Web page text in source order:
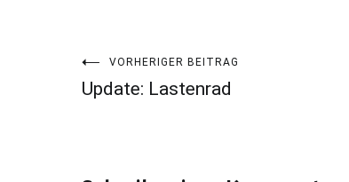
Beitragsnavigation
VORHERIGER BEITRAG
Update: Lastenrad